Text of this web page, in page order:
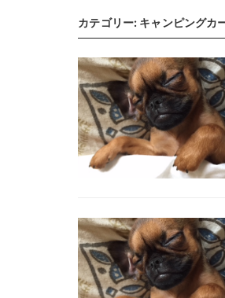
カテゴリー: キャンピングカ